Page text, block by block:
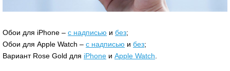
Обои для iPhone – с надписью и без;
Обои для Apple Watch – с надписью и без;
Вариант Rose Gold для iPhone и Apple Watch.